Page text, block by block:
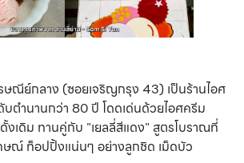
ษณีย์กลาง (ซอยเจริญกรุง 43) เป็นร้านไอศ
บตำนานกว่า 80 ปี โดดเด่นด้วยไอศครีม
เดิม ทานคู่กับ "เยลลี่สีแดง" สูตรโบราณที่
ษณ์ ท็อปปิ้งแน่นๆ อย่างลูกชิด เม็ดบัว